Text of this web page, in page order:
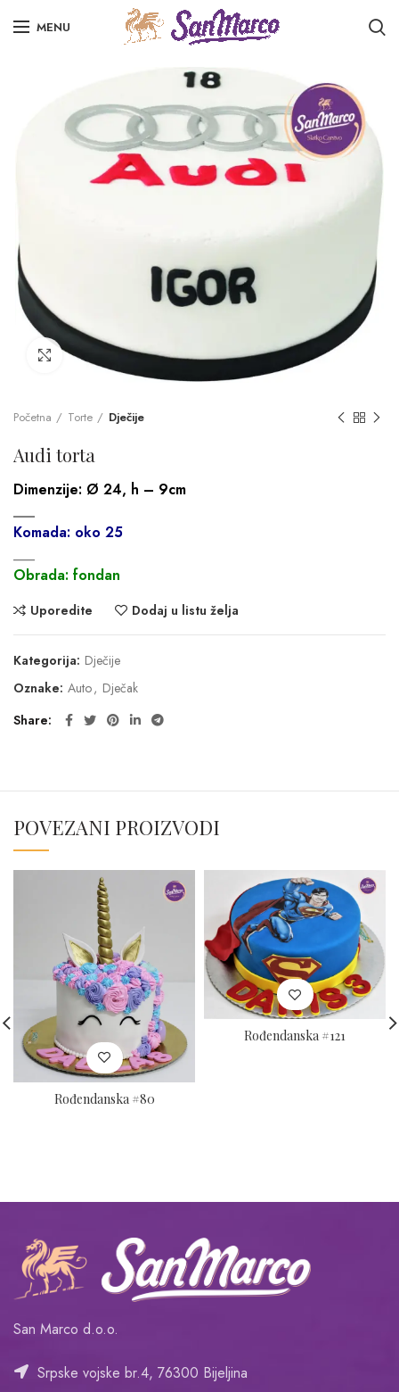
MENU
Click to enlarge
Početna Torte Dječije
Audi torta
Dimenzije: Ø 24, h – 9cm
___
Komada: oko 25
Obrada: fondan
Uporedite Dodaj u listu želja
Kategorija: Dječije
Oznake: Auto, Dječak
Share
POVEZANI PROIZVODI
Rođendanska #80
Rođendanska #121
San Marco d.o.o.
Srpske vojske br.4, 76300 Bijeljina